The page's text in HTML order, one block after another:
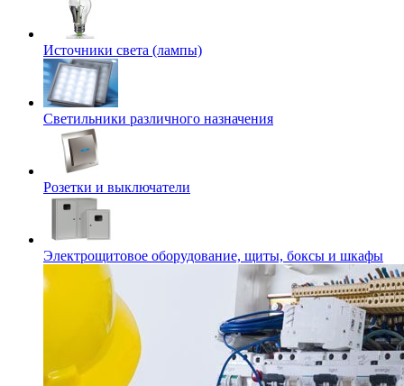
Источники света (лампы)
Светильники различного назначения
Розетки и выключатели
Электрощитовое оборудование, щиты, боксы и шкафы